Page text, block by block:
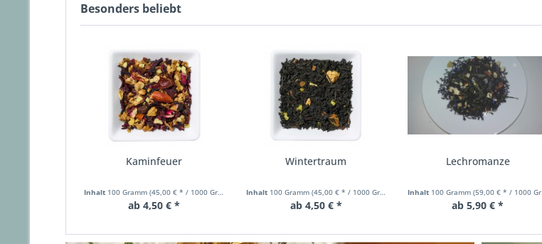
Besonders beliebt
Kaminfeuer
Inhalt 100 Gramm (45,00 € * / 1000 Gramm)
ab 4,50 € *
Wintertraum
Inhalt 100 Gramm (45,00 € * / 1000 Gramm)
ab 4,50 € *
Lechromanze
Inhalt 100 Gramm(59,00 € * / 1000 Gramm)
ab 5,90 € *